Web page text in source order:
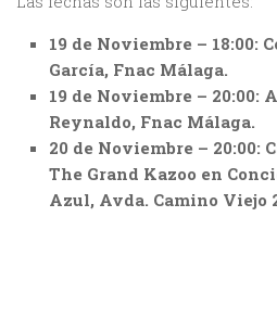
19 de Noviembre – 18:00:
García, Fnac Málaga.
19 de Noviembre – 20:00:
Reynaldo, Fnac Málaga.
20 de Noviembre – 20:00:
The Grand Kazoo en
Azul, Avda. Camino Viejo